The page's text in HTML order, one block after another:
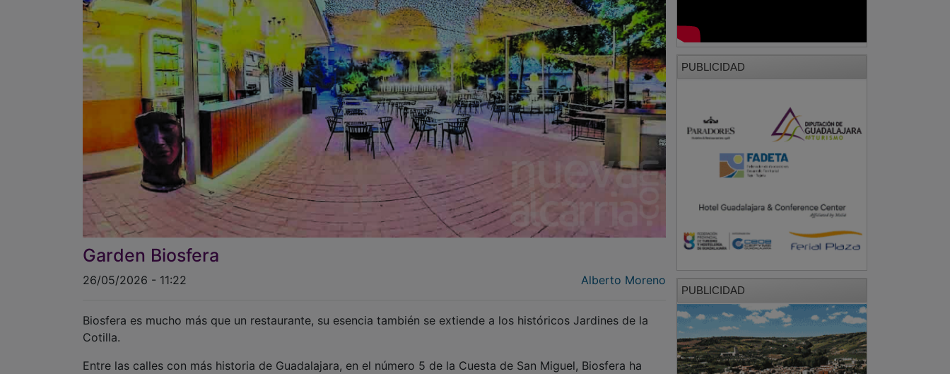
Garden Biosfera
26/05/2026 - 11:22 Alberto Moreno
Biosfera es mucho más que un restaurante, su esencia también se extiende a los históricos Jardines de la
Cotilla.
Entre las calles con más historia de Guadalajara, en el número 5 de la Cuesta de San Miguel, Biosfera ha
PUBLICIDAD
PUBLICIDAD